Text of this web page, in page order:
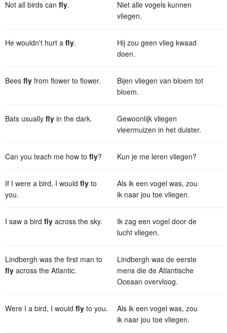
Not all birds can fly.
Niet alle vogels kunnen
vliegen.
He wouldn't hurt a fly.
Hij zou geen vlieg kwaad
doen.
Bees fly from flower to flower.
Bijen vliegen van bloem tot
bloem.
Bats usually fly in the dark.
Gewoonlijk vliegen
vleermuizen in het duister.
Can you teach me how to fly? Kun je me leren vliegen?
If I were a bird, I would fly to
you.
Als ik een vogel was, zou
ik naar jou toe vliegen.
I saw a bird fly across the sky.
Ik zag een vogel door de
lucht vliegen.
Lindbergh was the first man to
fly across the Atlantic.
Lindbergh was de eerste
mens die de Atlantische
Oceaan overvloog.
Were I a bird, I would fly to you.
Als ik een vogel was, zou
ik naar jou toe vliegen.